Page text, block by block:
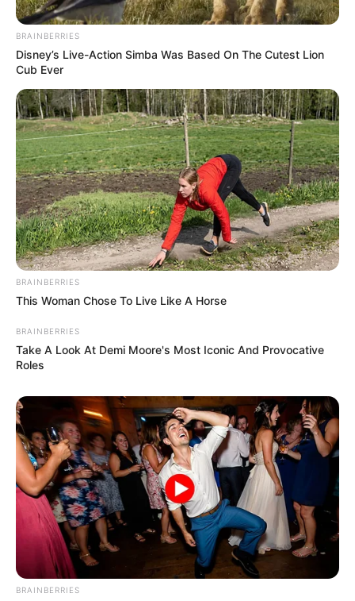
Karácsony Gergelynek nincs kétsége afelől, hogy
„Dávid jó partnere lesz Budapestnek abban, hogy
az uniós források okos felhasználásával, hat év
megannyi küzdelme után Budapestnek végre
legyen új aranykora: egy modern, európai, zöld és
szolidáris város fejlesztésével.”
BRAINBERRIES
Disney’s Live-Action Simba Was Based On The Cutest Lion
Cub Ever
BRAINBERRIES
This Woman Chose To Live Like A Horse
BRAINBERRIES
Take A Look At Demi Moore's Most Iconic And Provocative
Roles
BRAINBERRIES